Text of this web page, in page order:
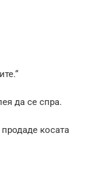
да се спра.
косата